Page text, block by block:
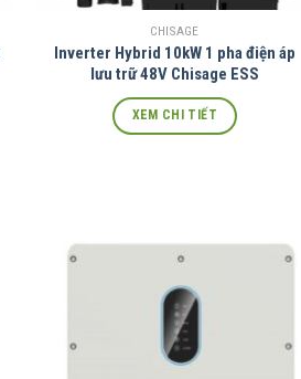
CHISAGE
Inverter Hybrid 10kW 1 pha điện áp
lưu trữ 48V Chisage ESS
XEM CHI TIẾT